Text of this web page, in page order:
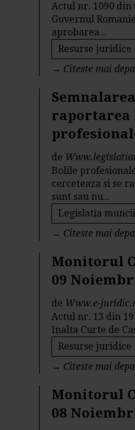
Actul nr. 1090 din
Guvernul
aprobarea...
Resurse juridice
→ Citeste mai
de
Bolile
cerceteaza si se
sunt sau nu...
Legislatia muncii
→ Citeste mai
Monitorul
09
de Www.e-
Actul nr. 13 din
Inalta Curte de
Resurse juridice
→ Citeste mai
Monitorul
08